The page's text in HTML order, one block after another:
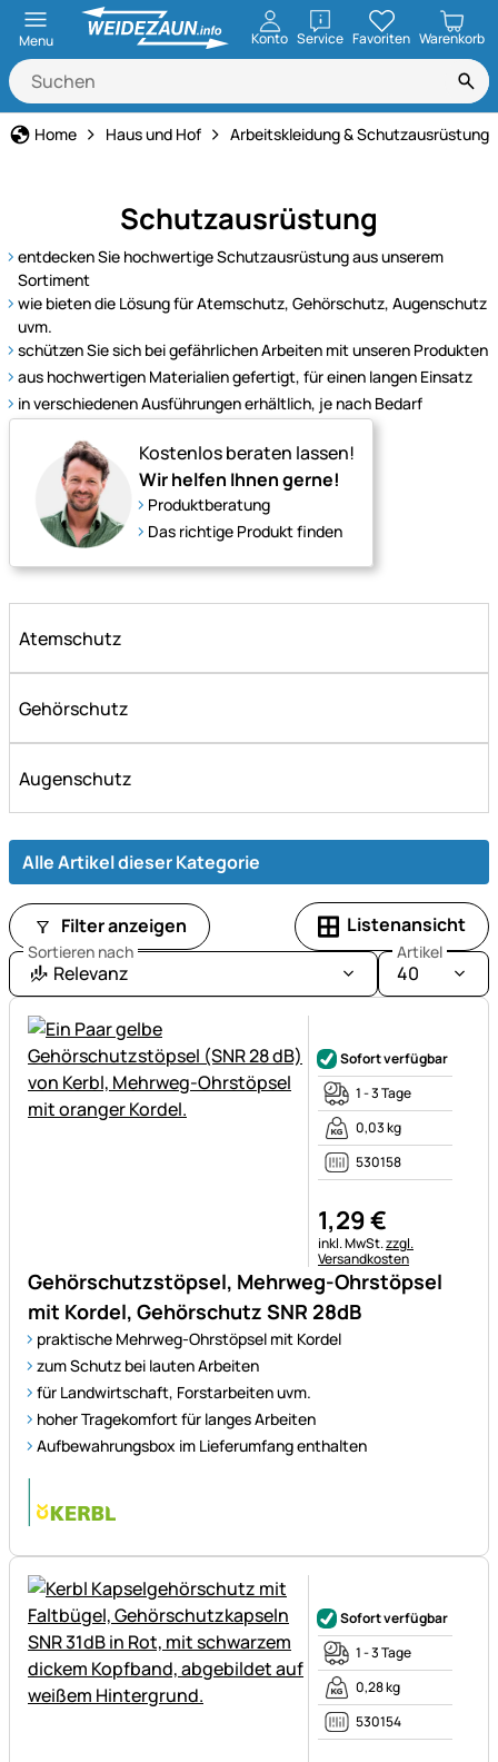
Menu Konto ServiceöffnenFavoriten Warenkorb
Home Haus und Hof Arbeitskleidung & Schutzausrüstung
Schutzausrüstung
entdecken Sie hochwertige Schutzausrüstung aus unserem
Sortiment
wie bieten die Lösung für Atemschutz, Gehörschutz, Augenschutz
uvm.
schützen Sie sich bei gefährlichen Arbeiten mit unseren Produkten
aus hochwertigen Materialien gefertigt, für einen langen Einsatz
in verschiedenen Ausführungen erhältlich, je nach Bedarf
Kostenlos beraten lassen!
Wir helfen Ihnen gerne!
Produktberatung
Das richtige Produkt finden
Atemschutz
Gehörschutz
Augenschutz
Alle Artikel dieser Kategorie
Filter anzeigen Listenansicht
Sortieren nach
Relevanz
Artikel
40
Gehörschutzstöpsel, Mehrweg-Ohrstöpsel
mit Kordel, Gehörschutz SNR 28dB
praktische Mehrweg-Ohrstöpsel mit Kordel
zum Schutz bei lauten Arbeiten
für Landwirtschaft, Forstarbeiten uvm.
hoher Tragekomfort für langes Arbeiten
Aufbewahrungsbox im Lieferumfang enthalten
Sofort verfügbar
1 - 3 Tage
0,03 kg
530158
1,29€
Steuerhinweis:
inkl. MwSt.zzgl.
Versandkosten
Sofort verfügbar
1 - 3 Tage
0,28 kg
530154